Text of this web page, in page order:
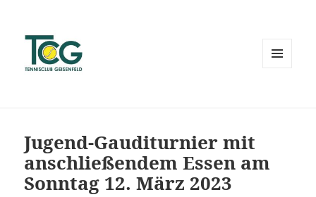
Jugend-Gauditurnier mit
anschließendem Essen am
Sonntag 12. März 2023